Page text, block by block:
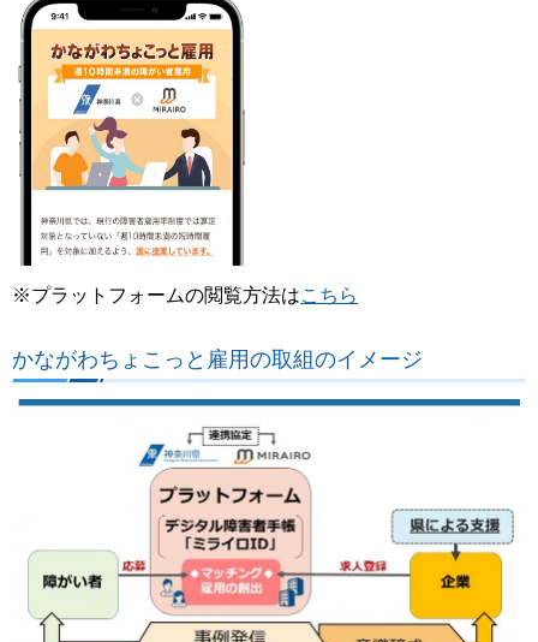
※プラットフォームの閲覧方法はこちら
かながわちょこっと雇用の取組のイメージ